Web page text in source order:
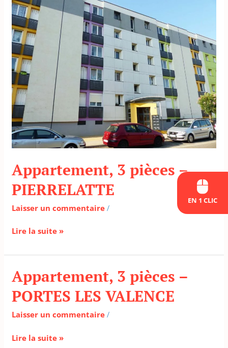
EN 1 CLIC
Appartement, 3 pièces –
PIERRELATTE
Laisser un commentaire /
3
pièces
–
PIERRELATTE
Lire la suite »
Appartement, 3 pièces –
PORTES LES VALENCE
Laisser un commentaire /
Appartement,
3
pièces
LES
Lire la suite »